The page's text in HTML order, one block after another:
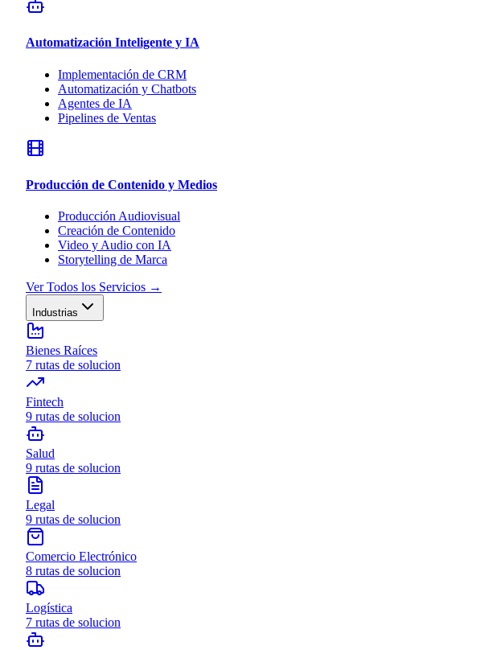
Automatización Inteligente y IA
Implementación de CRM
Automatización y Chatbots
Agentes de IA
Pipelines de Ventas
Producción de Contenido y Medios
Producción Audiovisual
Creación de Contenido
Video y Audio con IA
Storytelling de Marca
Ver Todos los Servicios →
Industrias
Bienes Raíces
7 rutas de solucion
Fintech
9 rutas de solucion
Salud
9 rutas de solucion
Legal
9 rutas de solucion
Comercio Electrónico
8 rutas de solucion
Logística
7 rutas de solucion